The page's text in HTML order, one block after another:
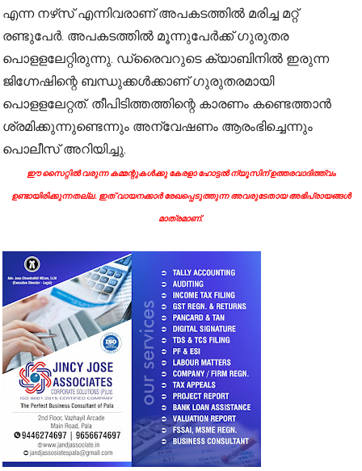
എന്ന നഴ്‌സ് എന്നിവരാണ് അപകടത്തില്‍ മരിച്ച മറ്റ്
രണ്ടുപേര്‍. അപകടത്തില്‍ മൂന്നുപേര്‍ക്ക് ഗുരുതര
പൊളളലേറ്റിരുന്നു. ഡ്രൈവറുടെ ക്യാബിനില്‍ ഇരുന്ന
ജിഗ്നേഷിന്റെ ബന്ധുക്കള്‍ക്കാണ് ഗുരുതരമായി
പൊളളലേറ്റത്. തീപിടിത്തത്തിന്റെ കാരണം കണ്ടെത്താന്‍
ശ്രമിക്കുന്നുണ്ടെന്നും അന്വേഷണം ആരംഭിച്ചെന്നും
പൊലീസ് അറിയിച്ചു.
ഈ സൈറ്റിൽ വരുന്ന കമ്മന്റുകൾക്കു കേരളാ ഹോട്ടൽ ന്യൂസിന് ഉത്തരവാദിത്ത്വം
ഉണ്ടായിരിക്കുന്നതല്ല. ഇത് വായനക്കാർ രേഖപ്പെടുത്തുന്ന അവരുടേതായ അഭിപ്രായങ്ങൾ
മാത്രമാണ്.